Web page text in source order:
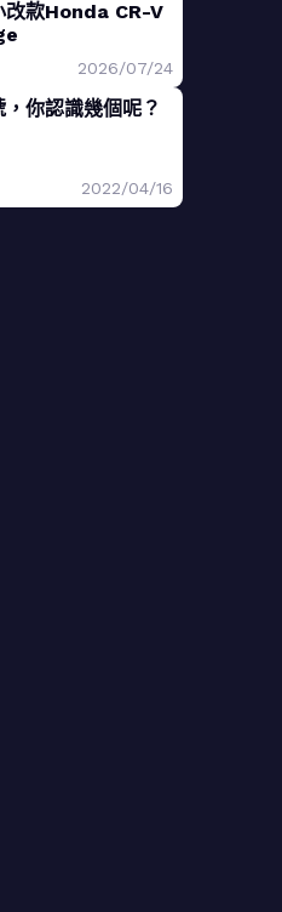
改款Honda CR-V
2026/07/24
你認識幾個呢？
2022/04/16